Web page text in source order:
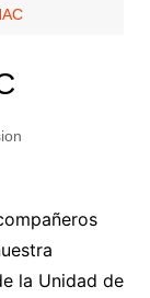
la Unidad de